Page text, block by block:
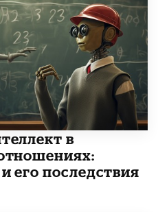
в
его последствия